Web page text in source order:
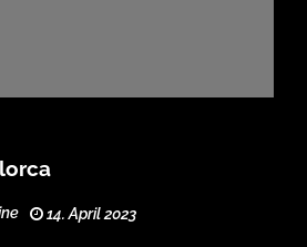
14. April 2023